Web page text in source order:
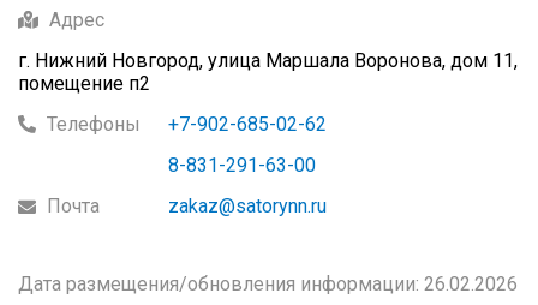
Адрес
г. Нижний Новгород, улица Маршала Воронова, дом 11,
помещение п2
Телефоны
+7-902-685-02-62
8-831-291-63-00
Почта
zakaz@satorynn.ru
Дата размещения/обновления информации: 26.02.2026